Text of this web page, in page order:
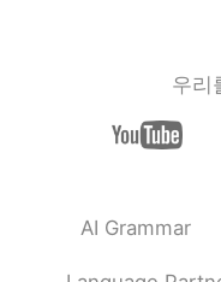
"you don't
타까운 거 같
우리
AI Grammar